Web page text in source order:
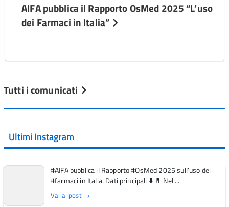
AIFA pubblica il Rapporto OsMed 2025 “L’uso
dei Farmaci in Italia”
Tutti i comunicati
Ultimi Instagram
#AIFA pubblica il Rapporto #OsMed 2025 sull’uso dei
#farmaci in Italia. Dati principali ⬇️ 💊 Nel ...
Vai al post →